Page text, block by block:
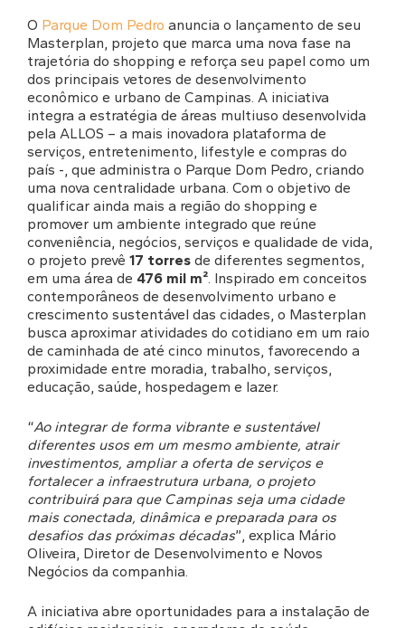
O Parque Dom Pedro anuncia o lançamento de seu
Masterplan, projeto que marca uma nova fase na
trajetória do shopping e reforça seu papel como um
dos principais vetores de desenvolvimento
econômico e urbano de Campinas. A iniciativa
integra a estratégia de áreas multiuso desenvolvida
pela ALLOS – a mais inovadora plataforma de
serviços, entretenimento, lifestyle e compras do
país -, que administra o Parque Dom Pedro, criando
uma nova centralidade urbana. Com o objetivo de
qualificar ainda mais a região do shopping e
promover um ambiente integrado que reúne
conveniência, negócios, serviços e qualidade de vida,
o projeto prevê 17 torres de diferentes segmentos,
em uma área de 476 mil m². Inspirado em conceitos
contemporâneos de desenvolvimento urbano e
crescimento sustentável das cidades, o Masterplan
busca aproximar atividades do cotidiano em um raio
de caminhada de até cinco minutos, favorecendo a
proximidade entre moradia, trabalho, serviços,
educação, saúde, hospedagem e lazer.
“Ao integrar de forma vibrante e sustentável
diferentes usos em um mesmo ambiente, atrair
investimentos, ampliar a oferta de serviços e
fortalecer a infraestrutura urbana, o projeto
contribuirá para que Campinas seja uma cidade
mais conectada, dinâmica e preparada para os
desafios das próximas décadas”, explica Mário
Oliveira, Diretor de Desenvolvimento e Novos
Negócios da companhia.
A iniciativa abre oportunidades para a instalação de